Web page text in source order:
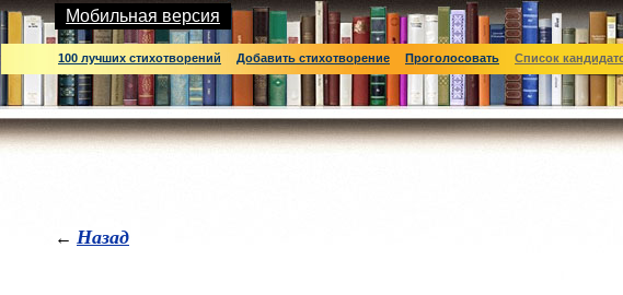
Мобильная версия
100 лучших стихотворений Добавить стихотворение Проголосовать Список
← Назад